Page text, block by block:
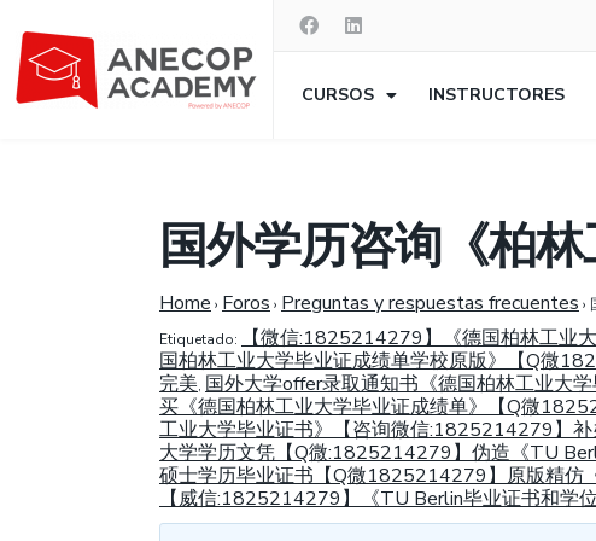
CURSOS INSTRUCTORES
国外学历咨询《柏
Home › Foros › Preguntas y respuestas frecuentes ›
Etiquetado:
【微信:1825214279】《德国柏林工业
国柏林工业大学毕业证成绩单学校原版》【Q微
完美, 国外大学offer录取通知书《德国柏林工业大
买《德国柏林工业大学毕业证成绩单》【Q微
工业大学毕业证书》【咨询微信:1825214279】
大学学历文凭【Q微:1825214279】伪造《TU
硕士学历毕业证书【Q微1825214279】原版精仿
【威信:1825214279】《TU Berlin毕业证书和学